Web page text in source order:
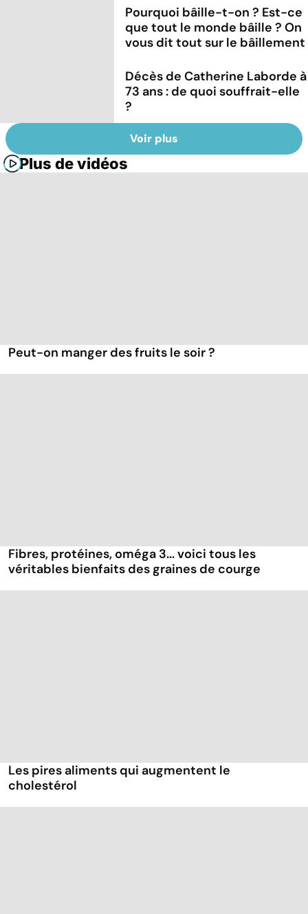
Pourquoi bâille-t-on ? Est-ce
que tout le monde bâille ? On
vous dit tout sur le bâillement
Décès de Catherine Laborde à
73 ans : de quoi souffrait-elle
?
Voir plus
Plus de vidéos
Peut-on manger des fruits le soir ?
Fibres, protéines, oméga 3... voici tous les
véritables bienfaits des graines de courge
Les pires aliments qui augmentent le
cholestérol